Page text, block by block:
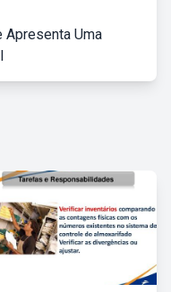
Apresenta Uma